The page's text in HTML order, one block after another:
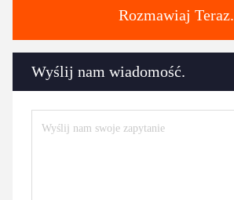
Rozmawiaj Teraz.
Wyślij nam wiadomość.